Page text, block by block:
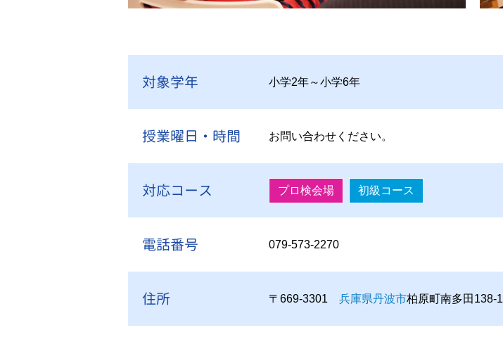
対象学年 小学2年～小学6年
授業曜日・時間 お問い合わせください。
対応コース プロ検会場 初級コース
電話番号 079-573-2270
住所 〒669-3301 兵庫県丹波市柏原町南多田138-1